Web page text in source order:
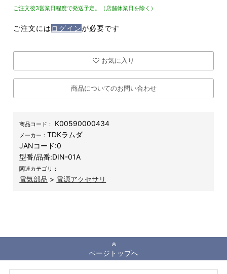
ご注文後3営業日程度で発送予定。（店舗休業日を除く）
ご注文には ログインが必要です
お気に入り
商品についてのお問い合わせ
商品コード： K00590000434
メーカー： TDKラムダ
JANコード:0
型番/品番:DIN-01A
関連カテゴリ：
電気部品 > 電源アクセサリ
ページトップへ